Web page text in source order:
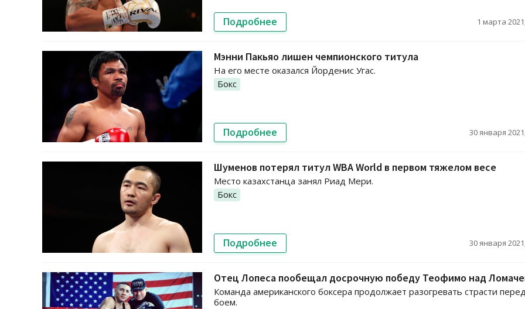
Подробнее 1 марта
Мэнни Пакьяо лишен чемпионского титула
На его месте оказался Йорденис Угас.
Бокс
Подробнее 30 января
Шуменов потерял титул WBA World в первом тяжелом весе
Место казахстанца занял Риад Мери.
Бокс
Подробнее 30 января
Отец Лопеса пообещал досрочную победу Теофимо над
Команда американского боксера продолжает разогревать страсти перед
боем.